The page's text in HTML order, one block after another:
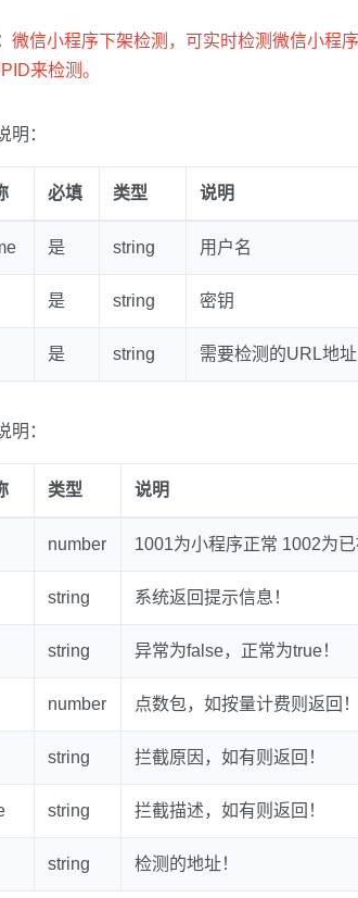
微信小程序下架检测，可实时检测微信小程
来检测。
明：
必填 类型 说明
是 string 用户名
是 string 密钥
是 string 需要检测的URL地址
明：
类型 说明
number 1001为小程序正常 1002为
string 系统返回提示信息！
string 异常为false，正常为true！
number 点数包，如按量计费则返回！
string 拦截原因，如有则返回！
string 拦截描述，如有则返回！
string 检测的地址！